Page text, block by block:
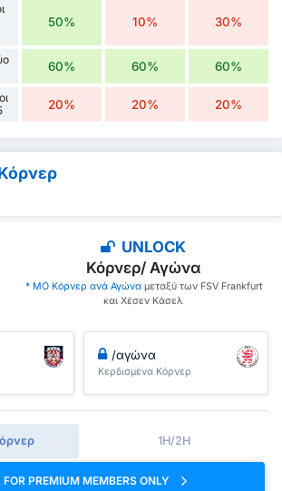
50% 10% 30%
60% 60% 60%
20% 20% 20%
UNLOCK
Κόρνερ/ Αγώνα
* ΜΟ Κόρνερ ανά Αγώνα μεταξύ των FSV Frankfurt
και Χέσεν Κάσελ
/αγώνα
Κερδισμένα Κόρνερ
1H/2H
FOR PREMIUM MEMBERS ONLY